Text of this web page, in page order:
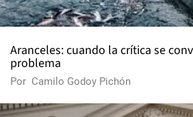
Aranceles: cuando la crítica se
problema
Por Camilo Godoy Pichón